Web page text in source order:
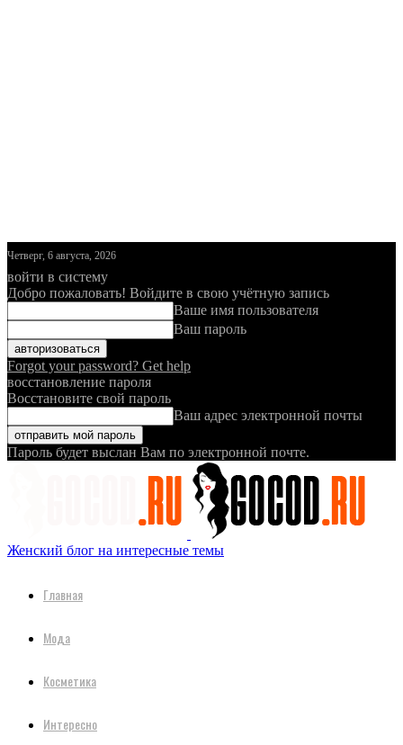
Четверг, 6 августа, 2026
войти в систему
Добро пожаловать! Войдите в свою учётную запись
Ваше имя пользователя
Ваш пароль
Forgot your password? Get help
восстановление пароля
Восстановите свой пароль
Ваш адрес электронной почты
Пароль будет выслан Вам по электронной почте.
Женский блог на интересные темы
Главная
Мода
Косметика
Интересно